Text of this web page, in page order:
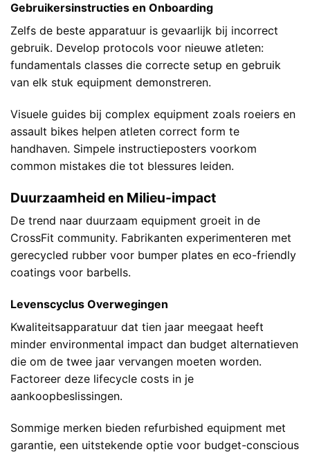
Gebruikersinstructies en Onboarding
Zelfs de beste apparatuur is gevaarlijk bij incorrect
gebruik. Develop protocols voor nieuwe atleten:
fundamentals classes die correcte setup en gebruik
van elk stuk equipment demonstreren.
Visuele guides bij complex equipment zoals roeiers en
assault bikes helpen atleten correct form te
handhaven. Simpele instructieposters voorkom
common mistakes die tot blessures leiden.
Duurzaamheid en Milieu-impact
De trend naar duurzaam equipment groeit in de
CrossFit community. Fabrikanten experimenteren met
gerecycled rubber voor bumper plates en eco-friendly
coatings voor barbells.
Levenscyclus Overwegingen
Kwaliteitsapparatuur dat tien jaar meegaat heeft
minder environmental impact dan budget alternatieven
die om de twee jaar vervangen moeten worden.
Factoreer deze lifecycle costs in je
aankoopbeslissingen.
Sommige merken bieden refurbished equipment met
garantie, een uitstekende optie voor budget-conscious